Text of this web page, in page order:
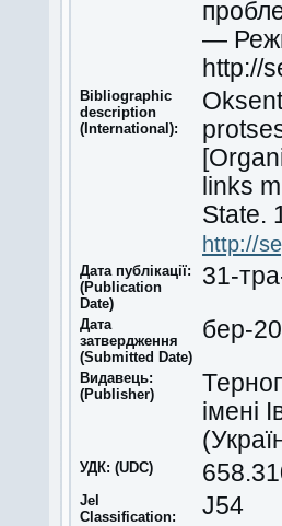
—
http://
Bibliographic
description
(International):
links
State.
http://
Дата публікації:
(Publication
Date)
31-
Дата
затвердження
(Submitted Date)
бер-
Видавець:
(Publisher)
імені
УДК: (UDC)
Jel
Classіfіcatіon:
J54